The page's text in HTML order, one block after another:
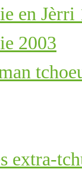
en Jèrri
2003
extra-